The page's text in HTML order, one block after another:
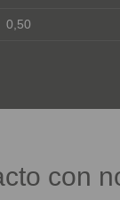
0,50
con